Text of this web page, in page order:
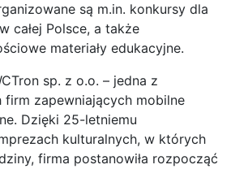
są m.in. konkursy dla
całej Polsce, a także
materiały edukacyjne.
sp. z o.o. – jedna z
firm zapewniających mobilne
Dzięki 25-letniemu
kulturalnych, w których
firma postanowiła rozpocząć